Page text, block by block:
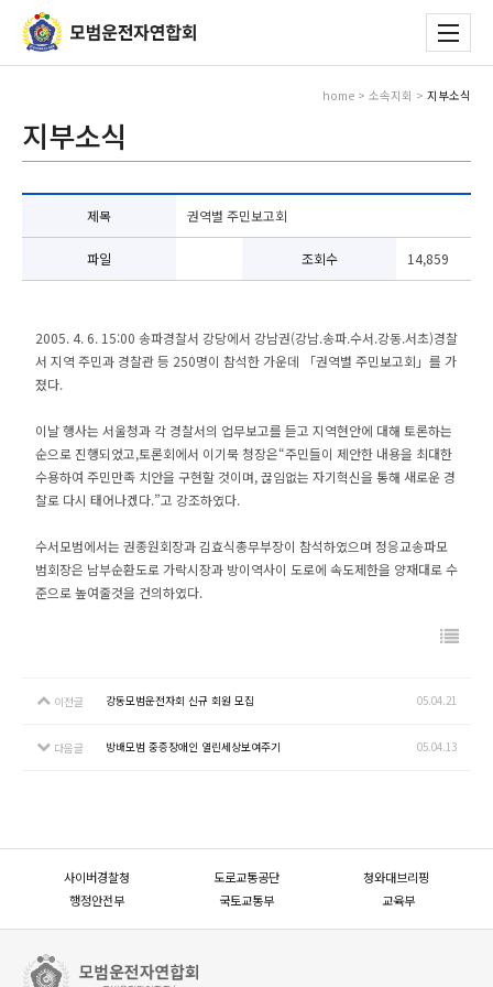
지부소식
home > 소속지회 > 지부소식
제목 권역별 주민보고회
파일 조회수 14,859
2005. 4. 6. 15:00 송파경찰서 강당에서 강남권(강남.송파.수서.강동.서초)경찰
서 지역 주민과 경찰관 등 250명이 참석한 가운데 「권역별 주민보고회」를 가
졌다.
이날 행사는 서울청과 각 경찰서의 업무보고를 듣고 지역현안에 대해 토론하는
순으로 진행되었고,토론회에서 이기묵 청장은“주민들이 제안한 내용을 최대한
수용하여 주민만족 치안을 구현할 것이며, 끊임없는 자기혁신을 통해 새로운 경
찰로 다시 태어나겠다.”고 강조하였다.
수서모범에서는 권종원회장과 김효식총무부장이 참석하였으며 정응교송파모
범회장은 남부순환도로 가락시장과 방이역사이 도로에 속도제한을 양재대로 수
준으로 높여줄것을 건의하였다.
이전글 강동모범운전자회 신규 회원 모집 05.04.21
다음글 방배모범 중증장애인 열린세상보여주기 05.04.13
사이버경찰청 도로교통공단
청와대브리핑
행정안전부
국토교통부 교육부